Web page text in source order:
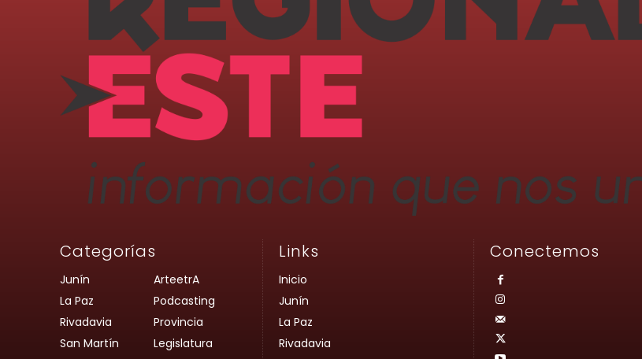
Categorías
Junín
La Paz
Rivadavia
San Martín
ArteetrA
Podcasting
Provincia
Legislatura
Links
Inicio
Junín
La Paz
Rivadavia
Conectemos